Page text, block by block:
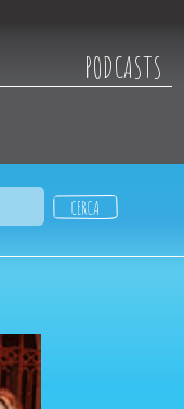
PODCASTS